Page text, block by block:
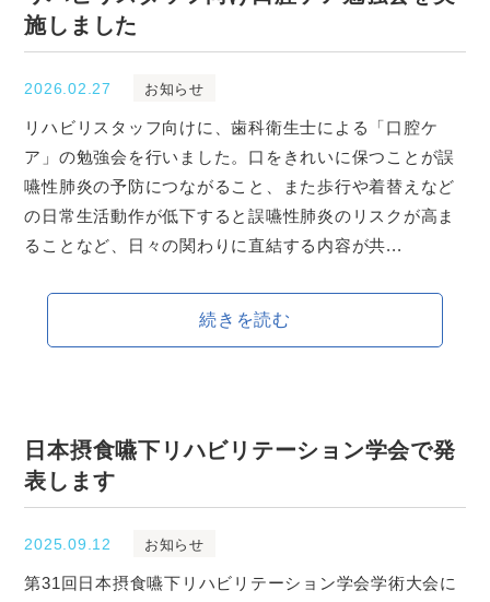
施しました
2026.02.27 お知らせ
リハビリスタッフ向けに、歯科衛生士による「口腔ケ
ア」の勉強会を行いました。口をきれいに保つことが誤
嚥性肺炎の予防につながること、また歩行や着替えなど
の日常生活動作が低下すると誤嚥性肺炎のリスクが高ま
ることなど、日々の関わりに直結する内容が共...
続きを読む
日本摂食嚥下リハビリテーション学会で発
表します
2025.09.12 お知らせ
第31回日本摂食嚥下リハビリテーション学会学術大会に